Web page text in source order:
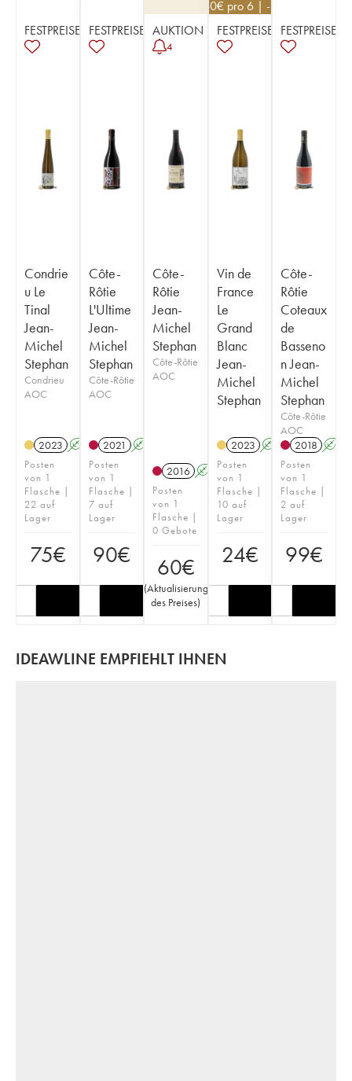
FESTPREISE
Condrie
u Le
Tinal
Jean-
Michel
Stephan
Condrieu
AOC
2023 A K
Posten
von 1
Flasche |
22 auf
Lager
75€
FESTPREISE
Côte-
Rôtie
L'Ultime
Jean-
Michel
Stephan
Côte-Rôtie
AOC
2021 A
Posten
von 1
Flasche |
7 auf
Lager
90€
AUKTION
4
Côte-
Rôtie
Jean-
Michel
Stephan
Côte-Rôtie
AOC
2016 A K
Posten
von 1
Flasche |
0 Gebote
60€
(Aktualisierung
des Preises)
21,60€ pro 6 | -10%
FESTPREISE
Vin de
France
Le
Grand
Blanc
Jean-
Michel
Stephan
2023 A K
Posten
von 1
Flasche |
10 auf
Lager
24€
FESTPREISE
Côte-
Rôtie
Coteaux
de
Basseno
n Jean-
Michel
Stephan
Côte-Rôtie
AOC
2018 A
Posten
von 1
Flasche |
2 auf
Lager
99€
IDEAWLINE EMPFIEHLT IHNEN